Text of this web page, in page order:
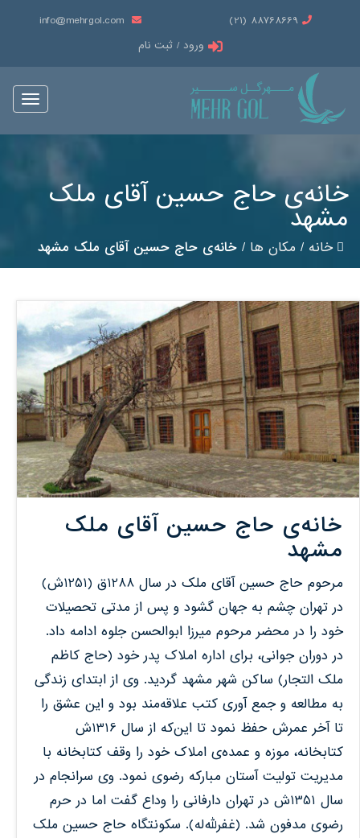
88768669 (21)
info@mehrgol.com
ورود / ثبت نام
Toggle
خانه‌ی حاج حسین آقای ملک
مشهد
خانه/ مکان ها/ خانه‌ی حاج حسین آقای ملک مشهد
خانه‌ی حاج حسین آقای ملک
مشهد
مرحوم حاج حسین آقای ملک در سال 1288ق (1251ش)
در تهران چشم به جهان گشود و پس از مدتی تحصیلات
خود را در محضر مرحوم میرزا ابوالحسن جلوه ادامه داد.
در دوران جوانی، برای اداره املاک پدر خود (حاج کاظم
ملک التجار) ساکن شهر مشهد گردید. وی از ابتدای زندگی
به مطالعه و جمع آوری کتب علاقه‌مند بود و این عشق را
تا آخر عمرش حفظ نمود تا این‌که از سال 1316ش
کتابخانه، موزه و عمده‌ی املاک خود را وقف کتابخانه با
مدیریت تولیت آستان مبارکه رضوی نمود. وی سرانجام در
سال 1351ش در تهران دارفانی را وداع گفت اما در حرم
رضوی مدفون شد. (غفرلله‌له). سکونتگاه حاج حسین ملک